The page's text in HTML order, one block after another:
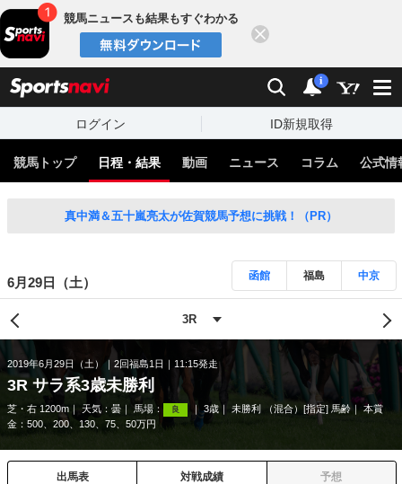
競馬ニュースも結果もすぐわかる
検索 通知
i
ログイン ID新規取得
競馬トップ 日程・結果 動画 ニュース コラム 公式情
真中満＆五十嵐亮太が佐賀競馬予想に挑戦！（PR）
6月29日（土） 函館 福島 中京
2019年6月29日（土） 2回福島1日 11:15発走
3R サラ系3歳未勝利
芝・右 1200m 天気： 曇 馬場： 良 3歳 未勝利 （混合）[指定] 馬齢
本賞
金：500、200、130、75、50万円
出馬表 対戦成績 予想